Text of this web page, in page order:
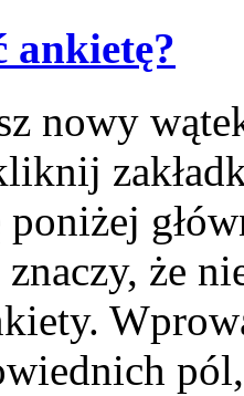
ankietę?
nowy
poniżej
że